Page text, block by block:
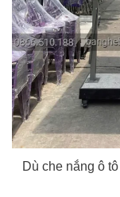
Dù che nắng ô